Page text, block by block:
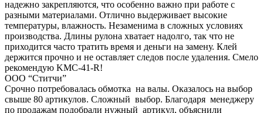
надежно закрепляются, что особенно важно при работе с
разными материалами. Отлично выдерживает высокие
температуры, влажность. Незаменима в сложных условиях
производства. Длины рулона хватает надолго, так что не
приходится часто тратить время и деньги на замену. Клей
держится прочно и не оставляет следов после удаления. Смело
рекомендую KMC-41-R!
ООО “Ститчи”
Срочно потребовалась обмотка на валы. Оказалось на выбор
свыше 80 артикулов. Сложный выбор. Благодаря менеджеру
по продажам подобрали нужный артикул, объяснили